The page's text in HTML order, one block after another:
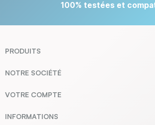
100% testées et
PRODUITS
NOTRE SOCIÉTÉ
VOTRE COMPTE
INFORMATIONS